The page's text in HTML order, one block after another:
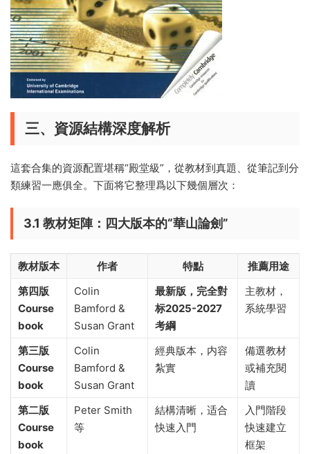
三、資源結構深度解析
這套合集的資源配置堪稱“殿堂級”，從教材到真題、從筆記到分
類練習一應俱全。下面将它整理爲以下幾個層次：
3.1 教材矩陣：四大版本的“華山論劍”
教材版本 作者 特點
推薦用途
第四版
Course
book
Colin
Bamford &
Susan Grant
最新版，完全對
标2025-2027
考綱
主教材，
系統學習
第三版
Course
book
Colin
Bamford &
Susan Grant
經典版本，内容
紮實
備選教材
或補充閱
讀
第二版
Course
book
Peter Smith
等
結構清晰，适合
快速入門
入門階段
快速建立
框架